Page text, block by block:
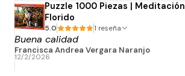
bien. Muchas gracias!
Puzzle 1000 Piezas |
Florido
5.0 1 reseña
Buena calidad
Francisca Andrea Vergara Naranjo
12/2/2026